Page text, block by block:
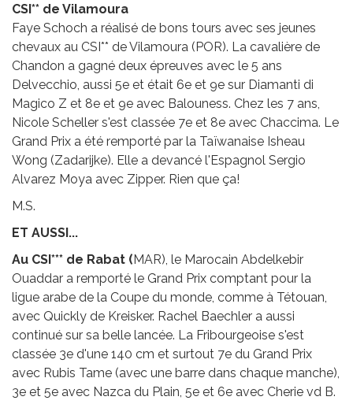
CSI** de Vilamoura
Faye Schoch a réalisé de bons tours avec ses jeunes
chevaux au CSI** de Vilamoura (POR). La cavalière de
Chandon a gagné deux épreuves avec le 5 ans
Delvecchio, aussi 5e et était 6e et 9e sur Diamanti di
Magico Z et 8e et 9e avec Balouness. Chez les 7 ans,
Nicole Scheller s'est classée 7e et 8e avec Chaccima. Le
Grand Prix a été remporté par la Taïwanaise Isheau
Wong (Zadarijke). Elle a devancé l'Espagnol Sergio
Alvarez Moya avec Zipper. Rien que ça!
M.S.
ET AUSSI...
Au CSI*** de Rabat (MAR), le Marocain Abdelkebir
Ouaddar a remporté le Grand Prix comptant pour la
ligue arabe de la Coupe du monde, comme à Tétouan,
avec Quickly de Kreisker. Rachel Baechler a aussi
continué sur sa belle lancée. La Fribourgeoise s'est
classée 3e d'une 140 cm et surtout 7e du Grand Prix
avec Rubis Tame (avec une barre dans chaque manche),
3e et 5e avec Nazca du Plain, 5e et 6e avec Cherie vd B.